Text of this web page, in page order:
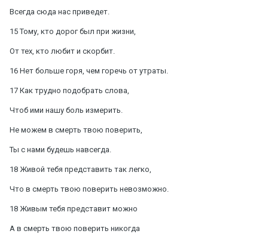
Всегда сюда нас приведет.
15 Тому, кто дорог был при жизни,
От тех, кто любит и скорбит.
16 Нет больше горя, чем горечь от утраты.
17 Как трудно подобрать слова,
Чтоб ими нашу боль измерить.
Не можем в смерть твою поверить,
Ты с нами будешь навсегда.
18 Живой тебя представить так легко,
Что в смерть твою поверить невозможно.
18 Живым тебя представит можно
А в смерть твою поверить никогда